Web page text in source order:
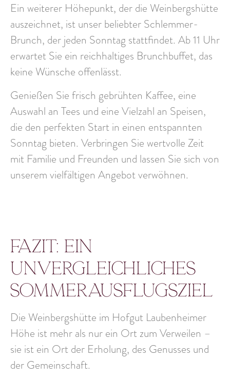
Ein weiterer Höhepunkt, der die Weinbergshütte
auszeichnet, ist unser beliebter Schlemmer-
Brunch, der jeden Sonntag stattfindet. Ab 11 Uhr
erwartet Sie ein reichhaltiges Brunchbuffet, das
keine Wünsche offenlässt.
Genießen Sie frisch gebrühten Kaffee, eine
Auswahl an Tees und eine Vielzahl an Speisen,
die den perfekten Start in einen entspannten
Sonntag bieten. Verbringen Sie wertvolle Zeit
mit Familie und Freunden und lassen Sie sich von
unserem vielfältigen Angebot verwöhnen.
Fazit: Ein
unvergleichliches
Sommerausflugsziel
Die Weinbergshütte im Hofgut Laubenheimer
Höhe ist mehr als nur ein Ort zum Verweilen –
sie ist ein Ort der Erholung, des Genusses und
der Gemeinschaft.